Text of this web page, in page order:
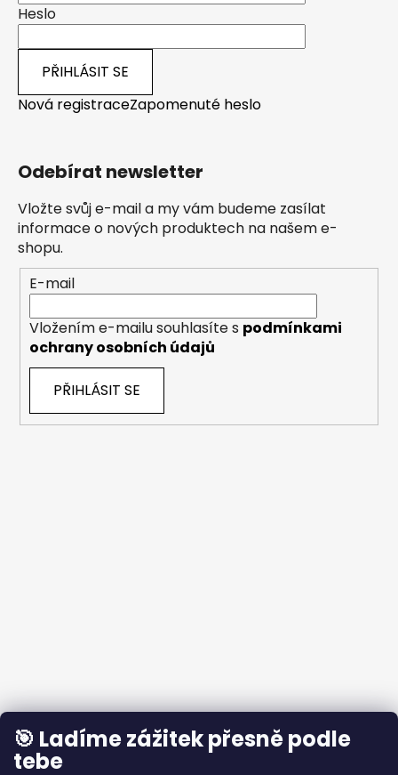
🎯 Ladíme zážitek přesně podle
tebe
Heslo
PŘIHLÁSIT SE
Nová registraceZapomenuté heslo
Odebírat newsletter
Vložte svůj e-mail a my vám budeme zasílat
informace o nových produktech na našem e-
shopu.
E-mail
Vložením e-mailu souhlasíte s podmínkami
ochrany osobních údajů
PŘIHLÁSIT SE